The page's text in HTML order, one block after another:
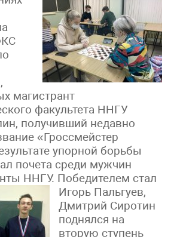
магистрант
факультета ННГУ
получивший недавно
«Гроссмейстер
упорной борьбы
почета среди мужчин
ННГУ. Победителем стал
Игорь Пальгуев,
Дмитрий Сиротин
поднялся на
вторую ступень